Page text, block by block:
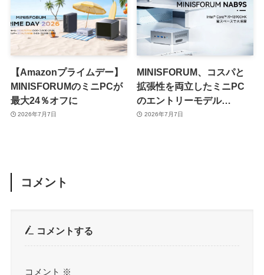
【Amazonプライムデー】
MINISFORUMのミニPCが
最大24％オフに
2026年7月7日
MINISFORUM、コスパと
拡張性を両立したミニPC
のエントリーモデル
「NAB9S」を発売
2026年7月7日
コメント
コメントする
コメント ※